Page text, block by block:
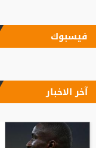
فيسبوك
آخر الاخبار